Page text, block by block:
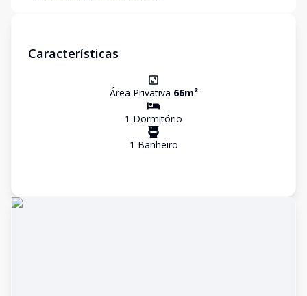
Características
Área Privativa 66m²
1 Dormitório
1 Banheiro